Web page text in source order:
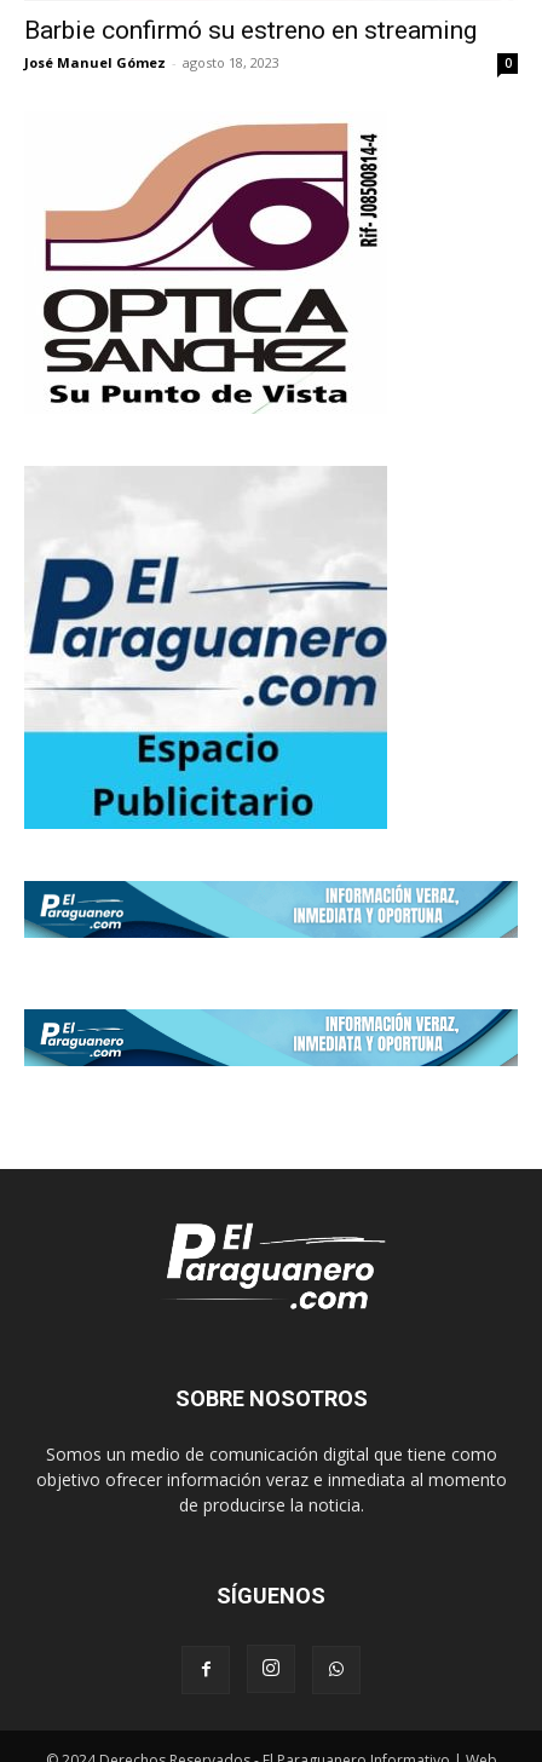
Barbie confirmó su estreno en streaming
José Manuel Gómez - agosto 18, 2023 0
SOBRE NOSOTROS
Somos un medio de comunicación digital que tiene como
objetivo ofrecer información veraz e inmediata al momento
de producirse la noticia.
SÍGUENOS